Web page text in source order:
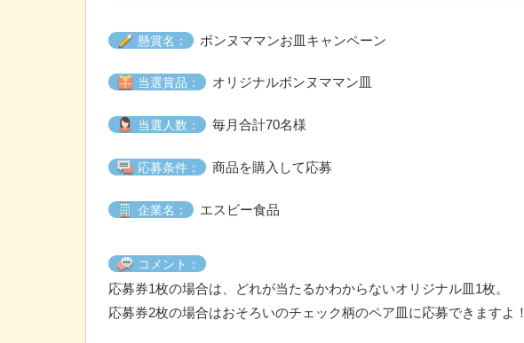
懸賞名： ボンヌママンお皿キャンペーン
当選賞品： オリジナルボンヌママン皿
当選人数： 毎月合計70名様
応募条件： 商品を購入して応募
企業名： エスビー食品
コメント：
応募券1枚の場合は、どれが当たるかわからないオリジナル皿1枚。
応募券2枚の場合はおそろいのチェック柄のペア皿に応募できますよ！